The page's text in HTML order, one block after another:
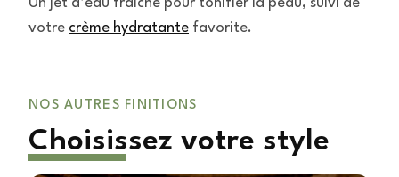
votre crème hydratante favorite.
NOS AUTRES FINITIONS
Choisissez votre style